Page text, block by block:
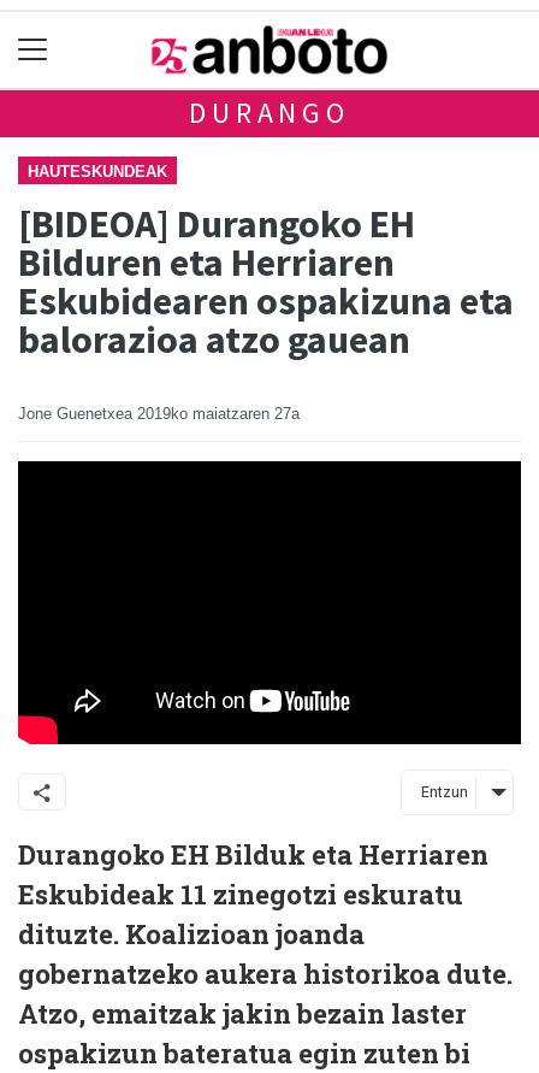
DURANGO
HAUTESKUNDEAK
[BIDEOA] Durangoko EH
Bilduren eta Herriaren
Eskubidearen ospakizuna eta
balorazioa atzo gauean
Jone Guenetxea 2019ko maiatzaren 27a
Entzun
Durangoko EH Bilduk eta Herriaren
Eskubideak 11 zinegotzi eskuratu
dituzte. Koalizioan joanda
gobernatzeko aukera historikoa dute.
Atzo, emaitzak jakin bezain laster
ospakizun bateratua egin zuten bi